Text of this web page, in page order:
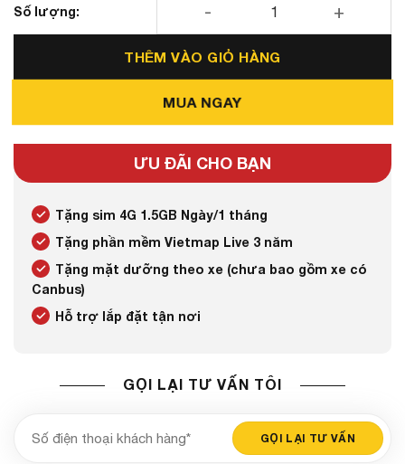
Màn Hình Teyes CC3L 360 số lượng
THÊM VÀO GIỎ HÀNG
MUA NGAY
ƯU ĐÃI CHO BẠN
Tặng sim 4G 1.5GB Ngày/1 tháng
Tặng phần mềm Vietmap Live 3 năm
Tặng mặt dưỡng theo xe (chưa bao gồm xe có
Canbus)
Hỗ trợ lắp đặt tận nơi
GỌI LẠI TƯ VẤN TÔI